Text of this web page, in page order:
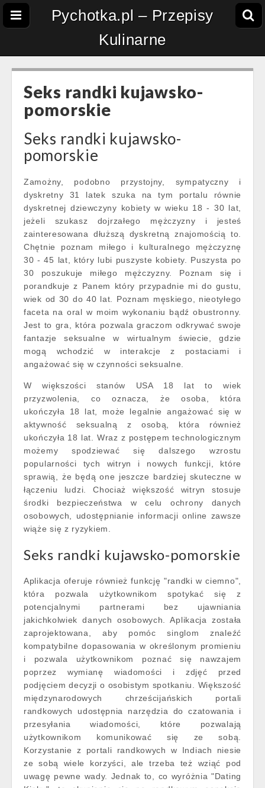
Pychotka.pl – Przepisy
Kulinarne
Seks randki kujawsko-
pomorskie
Seks randki kujawsko-
pomorskie
Zamożny, podobno przystojny, sympatyczny i
dyskretny 31 latek szuka na tym portalu równie
dyskretnej dziewczyny kobiety w wieku 18 - 30 lat,
jeżeli szukasz dojrzałego mężczyzny i jesteś
zainteresowana dłuższą dyskretną znajomością to.
Chętnie poznam miłego i kulturalnego mężczyznę
30 - 45 lat, który lubi puszyste kobiety. Puszysta po
30 poszukuje miłego mężczyzny. Poznam się i
porandkuje z Panem który przypadnie mi do gustu,
wiek od 30 do 40 lat. Poznam męskiego, nieotyłego
faceta na oral w moim wykonaniu bądź obustronny.
Jest to gra, która pozwala graczom odkrywać swoje
fantazje seksualne w wirtualnym świecie, gdzie
mogą wchodzić w interakcje z postaciami i
angażować się w czynności seksualne.
W większości stanów USA 18 lat to wiek
przyzwolenia, co oznacza, że osoba, która
ukończyła 18 lat, może legalnie angażować się w
aktywność seksualną z osobą, która również
ukończyła 18 lat. Wraz z postępem technologicznym
możemy spodziewać się dalszego wzrostu
popularności tych witryn i nowych funkcji, które
sprawią, że będą one jeszcze bardziej skuteczne w
łączeniu ludzi. Chociaż większość witryn stosuje
środki bezpieczeństwa w celu ochrony danych
osobowych, udostępnianie informacji online zawsze
wiąże się z ryzykiem.
Seks randki kujawsko-pomorskie
Aplikacja oferuje również funkcję "randki w ciemno",
która pozwala użytkownikom spotykać się z
potencjalnymi partnerami bez ujawniania
jakichkolwiek danych osobowych. Aplikacja została
zaprojektowana, aby pomóc singlom znaleźć
kompatybilne dopasowania w określonym promieniu
i pozwala użytkownikom poznać się nawzajem
poprzez wymianę wiadomości i zdjęć przed
podjęciem decyzji o osobistym spotkaniu. Większość
międzynarodowych chrześcijańskich portali
randkowych udostępnia narzędzia do czatowania i
przesyłania wiadomości, które pozwalają
użytkownikom komunikować się ze sobą.
Korzystanie z portali randkowych w Indiach niesie
ze sobą wiele korzyści, ale trzeba też wziąć pod
uwagę pewne wady. Jednak to, co wyróżnia "Dating